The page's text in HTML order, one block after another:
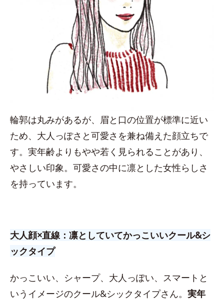
輪郭は丸みがあるが、眉と口の位置が標準に近い
ため、大人っぽさと可愛さを兼ね備えた顔立ちで
す。実年齢よりもやや若く見られることがあり、
やさしい印象。可愛さの中に凛とした女性らしさ
を持っています。
大人顔×直線：凛としていてかっこいいクール&シ
ックタイプ
かっこいい、シャープ、大人っぽい、スマートと
いうイメージのクール&シックタイプさん。 実年